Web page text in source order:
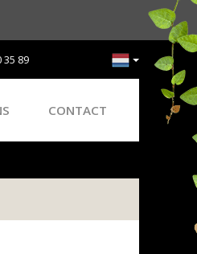
35 89
CONTACT